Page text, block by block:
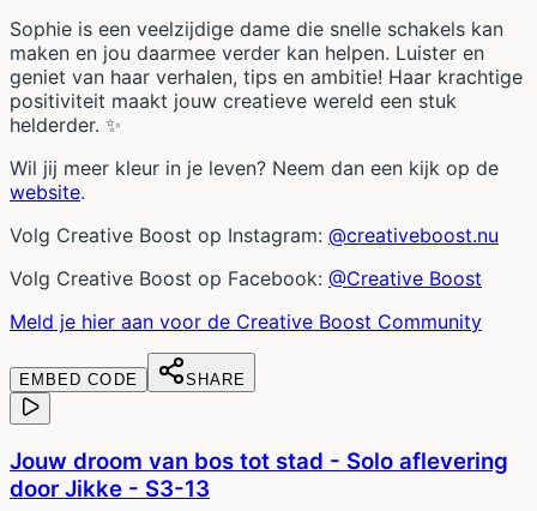
Sophie is een veelzijdige dame die snelle schakels kan
maken en jou daarmee verder kan helpen. Luister en
geniet van haar verhalen, tips en ambitie! Haar krachtige
positiviteit maakt jouw creatieve wereld een stuk
helderder. ✨
Wil jij meer kleur in je leven? Neem dan een kijk op de
website.
Volg Creative Boost op Instagram: @creativeboost.nu
Volg Creative Boost op Facebook: @Creative Boost
Meld je hier aan voor de Creative Boost Community
EMBED CODE SHARE
Jouw droom van bos tot stad - Solo aflevering
door Jikke - S3-13